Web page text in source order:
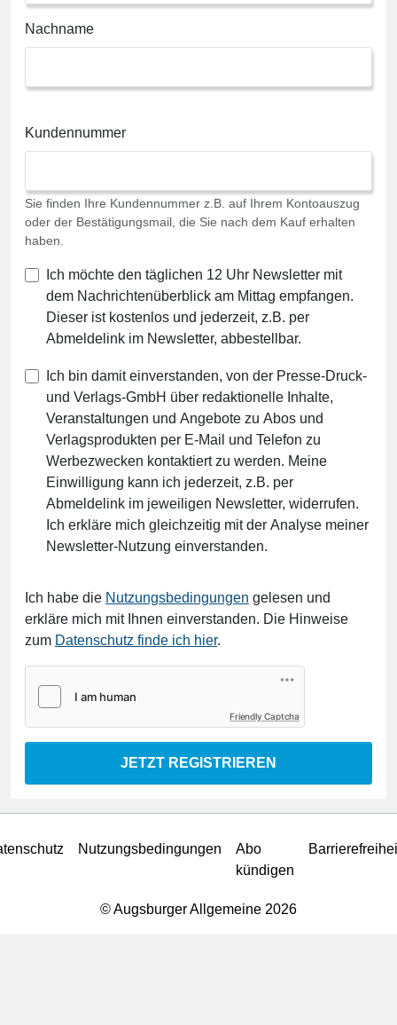
Nachname
Kundennummer
Sie finden Ihre Kundennummer z.B. auf Ihrem Kontoauszug
oder der Bestätigungsmail, die Sie nach dem Kauf erhalten
haben.
Ich möchte den täglichen 12 Uhr Newsletter mit
dem Nachrichtenüberblick am Mittag empfangen.
Dieser ist kostenlos und jederzeit, z.B. per
Abmeldelink im Newsletter, abbestellbar.
Ich bin damit einverstanden, von der Presse-Druck-
und Verlags-GmbH über redaktionelle Inhalte,
Veranstaltungen und Angebote zu Abos und
Verlagsprodukten per E-Mail und Telefon zu
Werbezwecken kontaktiert zu werden. Meine
Einwilligung kann ich jederzeit, z.B. per
Abmeldelink im jeweiligen Newsletter, widerrufen.
Ich erkläre mich gleichzeitig mit der Analyse meiner
Newsletter-Nutzung einverstanden.
Ich habe die Nutzungsbedingungen gelesen und
erkläre mich mit Ihnen einverstanden. Die Hinweise
zum Datenschutz finde ich hier.
Friendly Captcha
JETZT REGISTRIEREN
Nutzungsbedingungen
Abo
kündigen
© Augsburger Allgemeine 2026